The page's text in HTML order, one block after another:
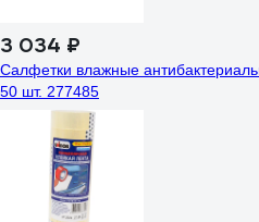
3 034 ₽
Салфетки влажные
50 шт. 277485